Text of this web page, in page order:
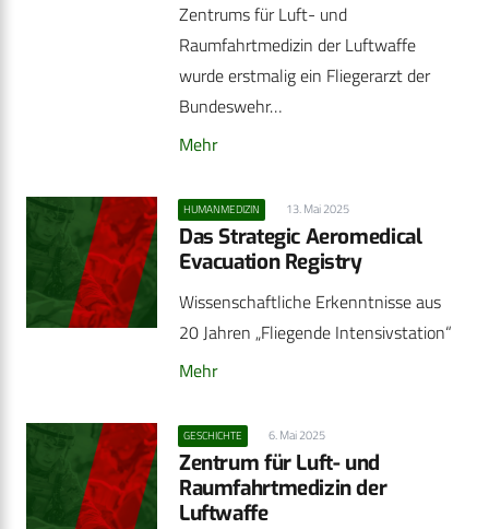
Zentrums für Luft- und
Raumfahrtmedizin der Luftwaffe
wurde erstmalig ein Fliegerarzt der
Bundeswehr…
Mehr
HUMANMEDIZIN 13. Mai 2025
Das Strategic Aeromedical
Evacuation Registry
Wissenschaftliche Erkenntnisse aus
20 Jahren „Fliegende Intensivstation“
Mehr
GESCHICHTE 6. Mai 2025
Zentrum für Luft- und
Raumfahrtmedizin der
Luftwaffe